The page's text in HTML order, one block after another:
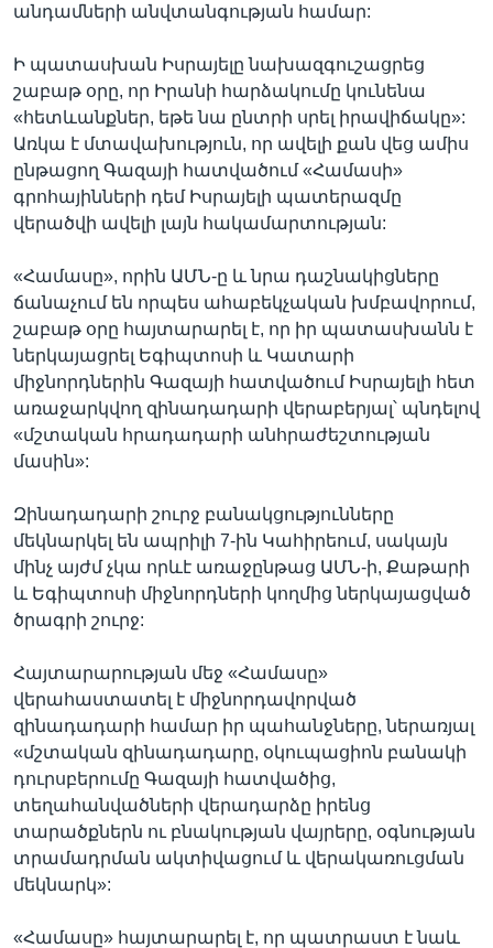
անդամների անվտանգության համար:
Ի պատասխան Իսրայելը նախազգուշացրեց
շաբաթ օրը, որ Իրանի հարձակումը կունենա
«հետևանքներ, եթե նա ընտրի սրել իրավիճակը»:
Առկա է մտավախություն, որ ավելի քան վեց ամիս
ընթացող Գազայի հատվածում «Համասի»
գրոհայինների դեմ Իսրայելի պատերազմը
վերածվի ավելի լայն հակամարտության:
«Համասը», որին ԱՄՆ-ը և նրա դաշնակիցները
ճանաչում են որպես ահաբեկչական խմբավորում,
շաբաթ օրը հայտարարել է, որ իր պատասխանն է
ներկայացրել Եգիպտոսի և Կատարի
միջնորդներին Գազայի հատվածում Իսրայելի հետ
առաջարկվող զինադադարի վերաբերյալ՝ պնդելով
«մշտական հրադադարի անհրաժեշտության
մասին»:
Զինադադարի շուրջ բանակցությունները
մեկնարկել են ապրիլի 7-ին Կահիրեում, սակայն
մինչ այժմ չկա որևէ առաջընթաց ԱՄՆ-ի, Քաթարի
և Եգիպտոսի միջնորդների կողմից ներկայացված
ծրագրի շուրջ:
Հայտարարության մեջ «Համասը»
վերահաստատել է միջնորդավորված
զինադադարի համար իր պահանջները, ներառյալ
«մշտական զինադադարը, օկուպացիոն բանակի
դուրսբերումը Գազայի հատվածից,
տեղահանվածների վերադարձը իրենց
տարածքներն ու բնակության վայրերը, օգնության
տրամադրման ակտիվացում և վերակառուցման
մեկնարկ»:
«Համասը» հայտարարել է, որ պատրաստ է նաև